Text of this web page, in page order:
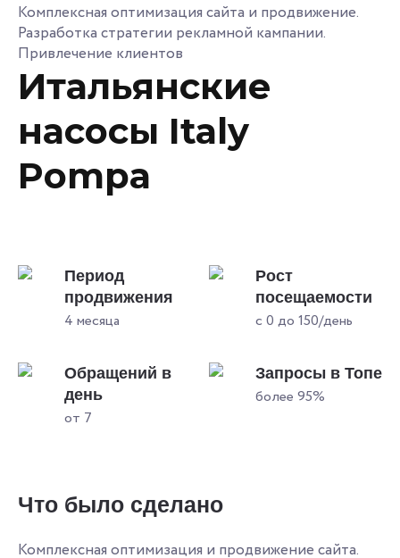
Комплексная оптимизация сайта и продвижение.
Разработка стратегии рекламной кампании.
Привлечение клиентов
Итальянские
насосы Italy
Pompa
Период
продвижения
4 месяца
Рост
посещаемости
с 0 до 150/день
Обращений в
день
от 7
Запросы в Топе
более 95%
Что было сделано
Комплексная оптимизация и продвижение сайта.